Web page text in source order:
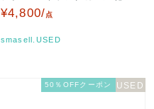
ディース アイボリー HAN…
¥4,800/点
smasell.USED
50％OFFクーポン